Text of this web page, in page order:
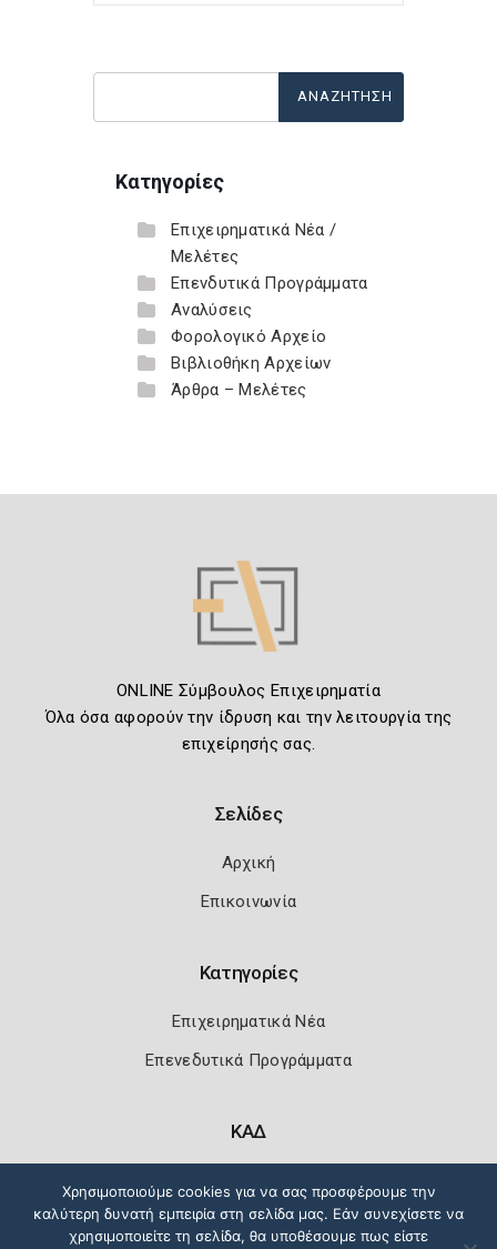
Κατηγορίες
Επιχειρηματικά Νέα /
Μελέτες
Επενδυτικά Προγράμματα
Αναλύσεις
Φορολογικό Αρχείο
Βιβλιοθήκη Αρχείων
Άρθρα – Μελέτες
ONLINE Σύμβουλος Επιχειρηματία
Όλα όσα αφορούν την ίδρυση και την λειτουργία της
επιχείρησής σας.
Σελίδες
Αρχική
Επικοινωνία
Κατηγορίες
Επιχειρηματικά Νέα
Επενεδυτικά Προγράμματα
ΚΑΔ
Χρησιμοποιούμε cookies για να σας προσφέρουμε την
καλύτερη δυνατή εμπειρία στη σελίδα μας. Εάν συνεχίσετε να
χρησιμοποιείτε τη σελίδα, θα υποθέσουμε πως είστε